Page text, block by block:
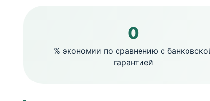
0
% экономии по сравнению с
гарантией